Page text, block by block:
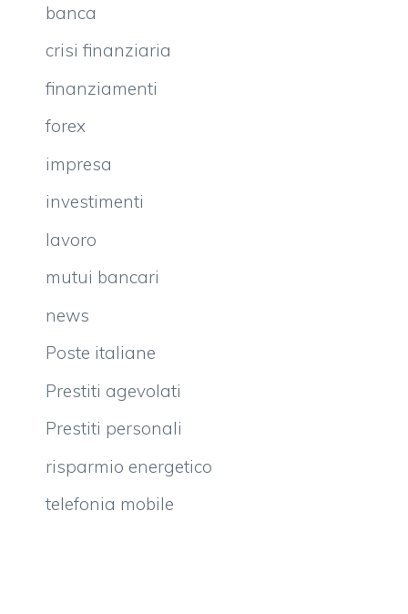
banca
crisi finanziaria
finanziamenti
forex
impresa
investimenti
lavoro
mutui bancari
news
Poste italiane
Prestiti agevolati
Prestiti personali
risparmio energetico
telefonia mobile